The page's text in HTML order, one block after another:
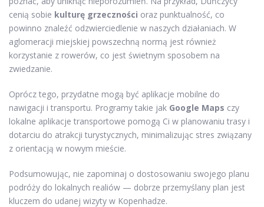
cenią sobie kulturę grzeczności oraz punktualność, co
powinno znaleźć odzwierciedlenie w naszych działaniach. W
aglomeracji miejskiej powszechną normą jest również
korzystanie z rowerów, co jest świetnym sposobem na
zwiedzanie.
Oprócz tego, przydatne mogą być aplikacje mobilne do
nawigacji i transportu. Programy takie jak Google Maps czy
lokalne aplikacje transportowe pomogą Ci w planowaniu trasy i
dotarciu do atrakcji turystycznych, minimalizując stres związany
z orientacją w nowym mieście.
Podsumowując, nie zapominaj o dostosowaniu swojego planu
podróży do lokalnych realiów — dobrze przemyślany plan jest
kluczem do udanej wizyty w Kopenhadze.